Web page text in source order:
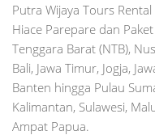
Putra Wijaya Tours
Hiace Parepare dan
Tenggara Barat (NTB),
Bali, Jawa Timur, Jogja,
Banten hingga Pulau
Kalimantan, Sulawesi,
Ampat Papua.